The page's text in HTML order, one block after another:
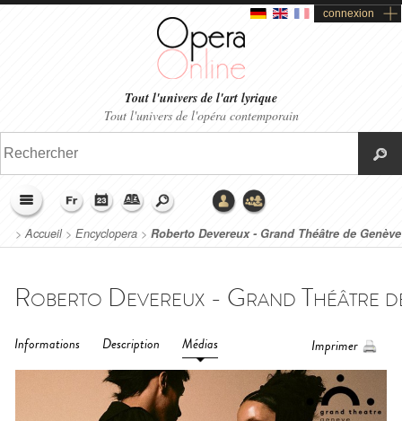
connexion
Tout l'univers de l'art lyrique
Tout l'univers de l'opéra contemporain
>Accueil> Encyclopera > Roberto Devereux - Grand Théâtre de Genève
(2024)
Informations Description Médias Imprimer